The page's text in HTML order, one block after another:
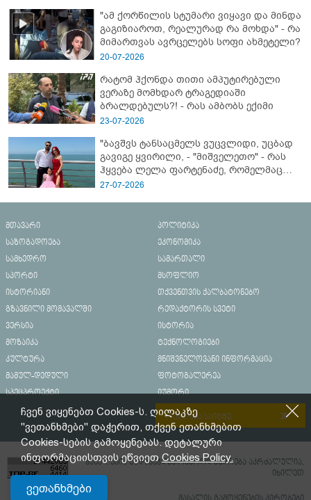
"ამ ქორწილის სტუმარი ვიყავი და მინდა
გაგიზიაროთ, რეალურად რა მოხდა" - რა
მიმართვას ავრცელებს სოფი ახმეტელი?
20-07-2026
რატომ ჰქონდა თითი ამპუტირებული
ვერაზე მომხდარ ტრაგედიაში
ბრალდებულს?! - რას ამბობს ექიმი
23-07-2026
"ბავშვს ტანსაცმელს ვუცვლიდი, უცბად
გავიგე ყვირილი, - "მიშველეთო" - რას
ჰყვება ლელა ფარტენაძე, რომელმაც
ბათუმში 16 წლის ბიჭი ზღვაში
27-07-2026
მთავარი
პოლიტიკა
საზოგადოება
ეკონომიკა
სამხედრო
სამართალი
სპორტი
მსოფლიო
ისტორიანი
თქვენთვის ქალბატონებო
გზავნილი მომავალში
რედაქტორის სვეტი
ვერსია
ისტორია
მოზაიკა
ტექნოლოგიები
კულტურა
მნიშვნელოვანი ინფორმაცია
მამულ-დედული
ფოტოგალერეა
სპეცპროექტი
იუმორი
რეკლამა საიტზე
მასალების გადაბეჭდვა/რეპროდუცირება აკრძალულია,
იხილეთ
ჩვენ ვიყენებთ Cookies-ს. ღილაკზე
"ვეთანხმები" დაჭერით, თქვენ ეთანხმებით
Cookies-სების გამოყენებას. დეტალური
ინფორმაციისთვის ეწვიეთCookies Policy.
ვეთანხმები